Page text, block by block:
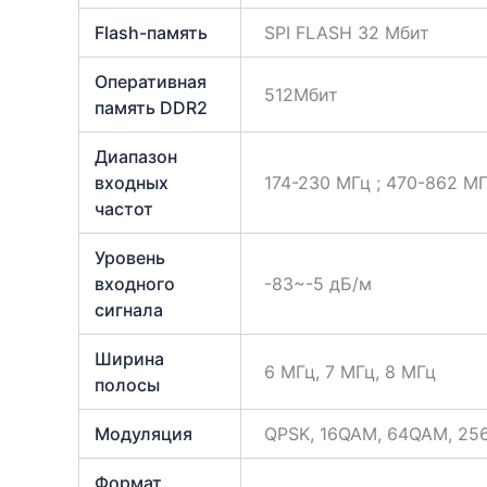
Flash-память SPI FLASH 32 Мбит
Оперативная
память DDR2
512Mбит
Диапазон
входных
частот
174-230 МГц ; 470-862
Уровень
входного
сигнала
-83~-5 дБ/м
Ширина
полосы
6 МГц, 7 MГц, 8 МГц
Модуляция QPSK, 16QAM, 64QAM,
Формат